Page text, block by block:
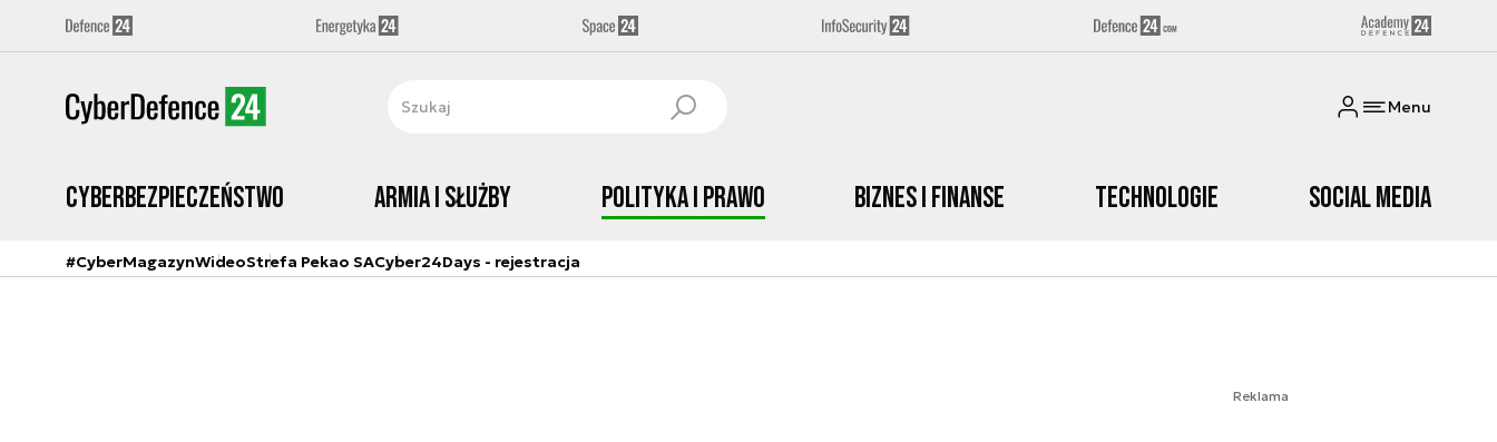
Menu
Cyberbezpieczeństwo Armia i Służby Polityka i prawo Biznes i Finanse Technologie Social media
#CyberMagazynWideoStrefa Pekao SACyber24Days - rejestracja
Reklama